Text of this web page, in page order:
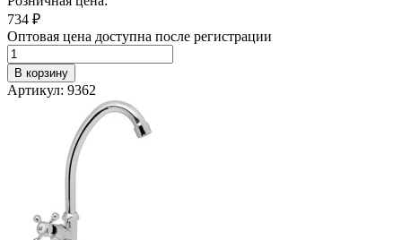
734 ₽
Оптовая цена доступна после регистрации
В корзину
Артикул: 9362